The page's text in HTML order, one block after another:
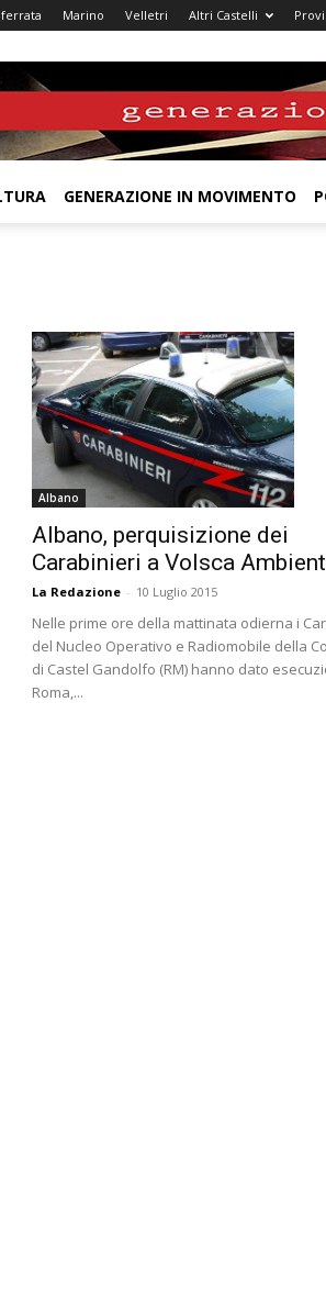
Marino Velletri Altri Castelli
GENERAZIONE IN MOVIMENTO
Albano
Albano, perquisizione dei
Carabinieri a Volsca
La Redazione - 10 Luglio 2015
Nelle prime ore della mattinata odierna i
del Nucleo Operativo e Radiomobile della
di Castel Gandolfo (RM) hanno dato
Roma,...